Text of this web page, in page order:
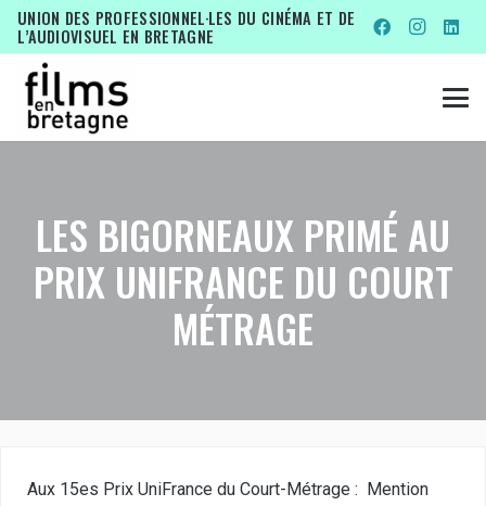
UNION DES PROFESSIONNEL·LES DU CINÉMA ET DE
L’AUDIOVISUEL EN BRETAGNE
LES BIGORNEAUX PRIMÉ AU
PRIX UNIFRANCE DU COURT
MÉTRAGE
Aux 15es Prix UniFrance du Court-Métrage : Mention